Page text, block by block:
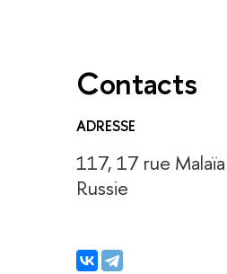
Сontacts
ADRESSE
117, 17 rue
Russie